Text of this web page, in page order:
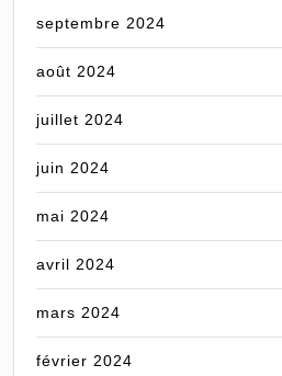
septembre 2024
août 2024
juillet 2024
juin 2024
mai 2024
avril 2024
mars 2024
février 2024